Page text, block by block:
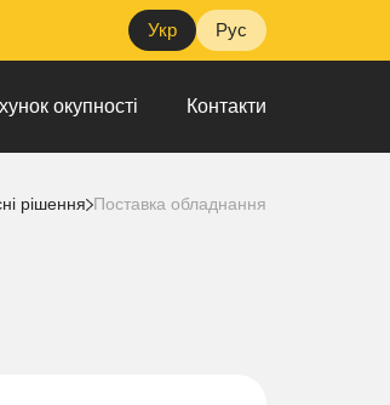
Укр Рус
окупності Контакти
рішення Поставка обладнання